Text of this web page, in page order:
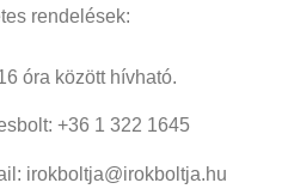
rendelések:
óra között hívható.
+36 1 322 1645
irokboltja@irokboltja.hu